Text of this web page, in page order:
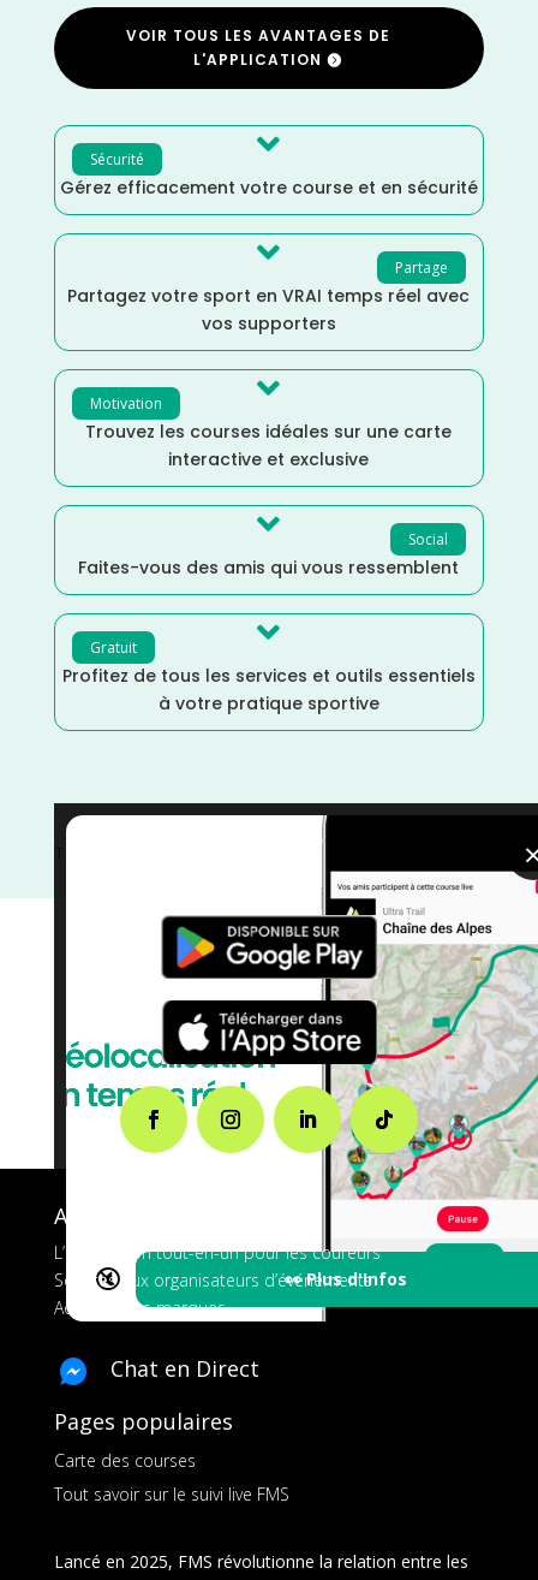
VOIR TOUS LES AVANTAGES DE
L'APPLICATION
Sécurité 
Gérez efficacement votre course et en sécurité
Partage

Partagez votre sport en VRAI temps réel avec
vos supporters
Motivation 
Trouvez les courses idéales sur une carte
interactive et exclusive
Social

Faites-vous des amis qui vous ressemblent
Gratuit 
Profitez de tous les services et outils essentiels
à votre pratique sportive
🔇 👀 Plus d'Infos
Tarn et Garonne
/Août
A propos de FMS
L’application tout-en-un pour les coureurs
Services aux organisateurs d’événements
Ads pour les marques
Chat en Direct
Pages populaires
Carte des courses
Tout savoir sur le suivi live FMS
Lancé en 2025, FMS révolutionne la relation entre les